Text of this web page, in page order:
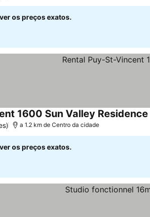
os preços exatos.
1600 Sun Valley Residence
a 1.2 km de Centro da cidade
os preços exatos.